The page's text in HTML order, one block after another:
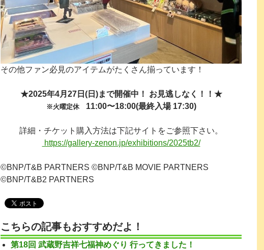
その他ファン必見のアイテムがたくさん揃っています！
★2025年4月27日(日)まで開催中！ お見逃しなく！！★
※火曜定休 11:00〜18:00(最終入場 17:30)
詳細・チケット購入方法は下記サイトをご参照下さい。
https://gallery-zenon.jp/exhibitions/2025tb2/
©BNP/T&B PARTNERS ©BNP/T&B MOVIE PARTNERS
©BNP/T&B2 PARTNERS
こちらの記事もおすすめだよ！
第18回 武蔵野吉祥七福神めぐり 行ってきました！